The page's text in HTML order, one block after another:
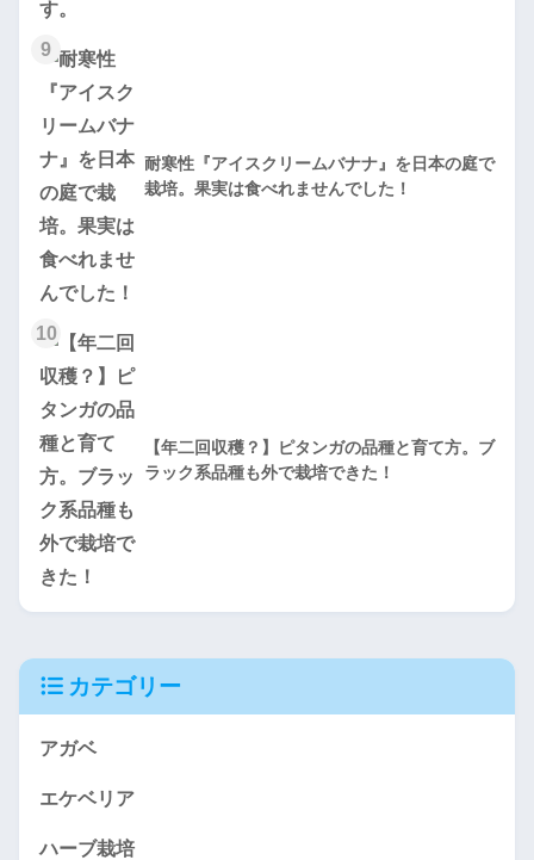
9
耐寒性『アイスクリームバナナ』を日本の庭で
栽培。果実は食べれませんでした！
10
【年二回収穫？】ピタンガの品種と育て方。ブ
ラック系品種も外で栽培できた！
カテゴリー
アガベ
エケベリア
ハーブ栽培